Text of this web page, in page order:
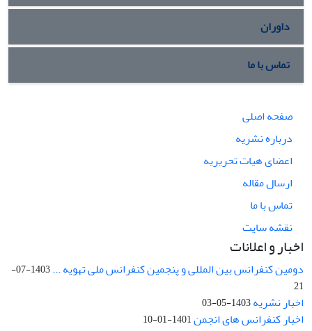
داوران
تماس با ما
صفحه اصلی
درباره نشریه
اعضای هیات تحریریه
ارسال مقاله
تماس با ما
نقشه سایت
اخبار و اعلانات
دومین کنفرانس بین المللی و پنجمین کنفرانس ملی تهویه ...
1403-07-
21
اخبار نشریه1403-05-03
اخبار کنفرانس های انجمن1401-01-10